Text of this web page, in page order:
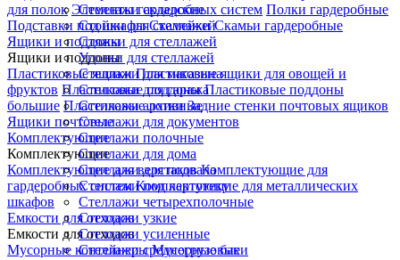
Стеллажи складские
Стойки для стеллажей
Стяжки для стеллажей
Уголки для стеллажей
Стеллажи для магазина
Стеллажи для гаража
Стеллажи архивные
Стеллажи для документов
Стеллажи полочные
Стеллажи для дома
Стеллажи для подвала
Стеллажи под картотеку
Стеллажи четырехполочные
Стеллажи узкие
Стеллажи усиленные
Стеллажи среднегрузовые
для полок Элементы гардеробных систем Полки гардеробные
Подставки под шкафы Скамейки Скамьи гардеробные
Ящики и поддоны
Ящики и поддоны
Пластиковые ящики Пластиковые ящики для овощей и
фруктов Пластиковые поддоны Пластиковые поддоны
большие Пластиковые лотки Задние стенки почтовых ящиков
Ящики почтовые
Комплектующие
Комплектующие
Комплектующие для верстаков Комплектующие для
гардеробных систем Комплектующие для металлических
шкафов
Емкости для отходов
Емкости для отходов
Мусорные контейнеры Мусорные баки